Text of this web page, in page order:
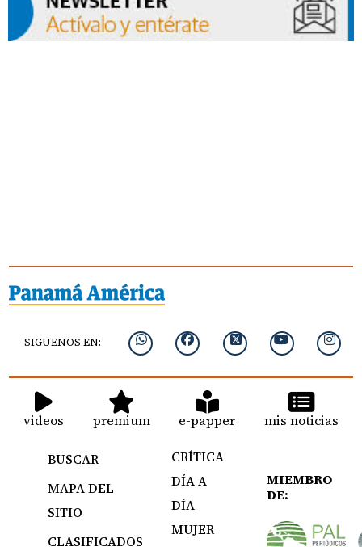
SIGUENOS EN:
videos premium e-papper mis noticias
BUSCAR
MAPA DEL
SITIO
CLASIFICADOS
CRÍTICA
DÍA A
DÍA
MUJER
MIEMBRO
DE: